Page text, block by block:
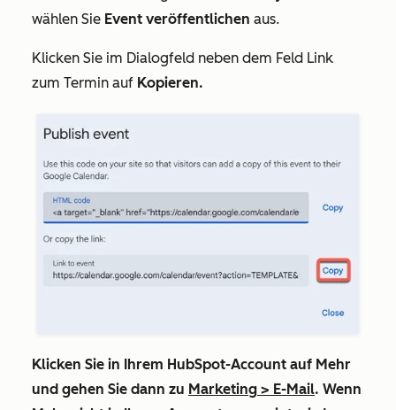
wählen Sie Event veröffentlichen aus.
Klicken Sie im Dialogfeld neben dem Feld Link
zum Termin auf Kopieren.
Klicken Sie in Ihrem HubSpot-Account auf Mehr
und gehen Sie dann zu Marketing > E-Mail. Wenn